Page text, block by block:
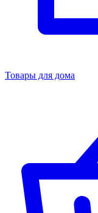
Товары для дома